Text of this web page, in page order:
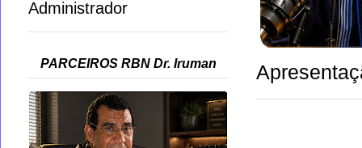
Administrador
PARCEIROS RBN Dr. Iruman